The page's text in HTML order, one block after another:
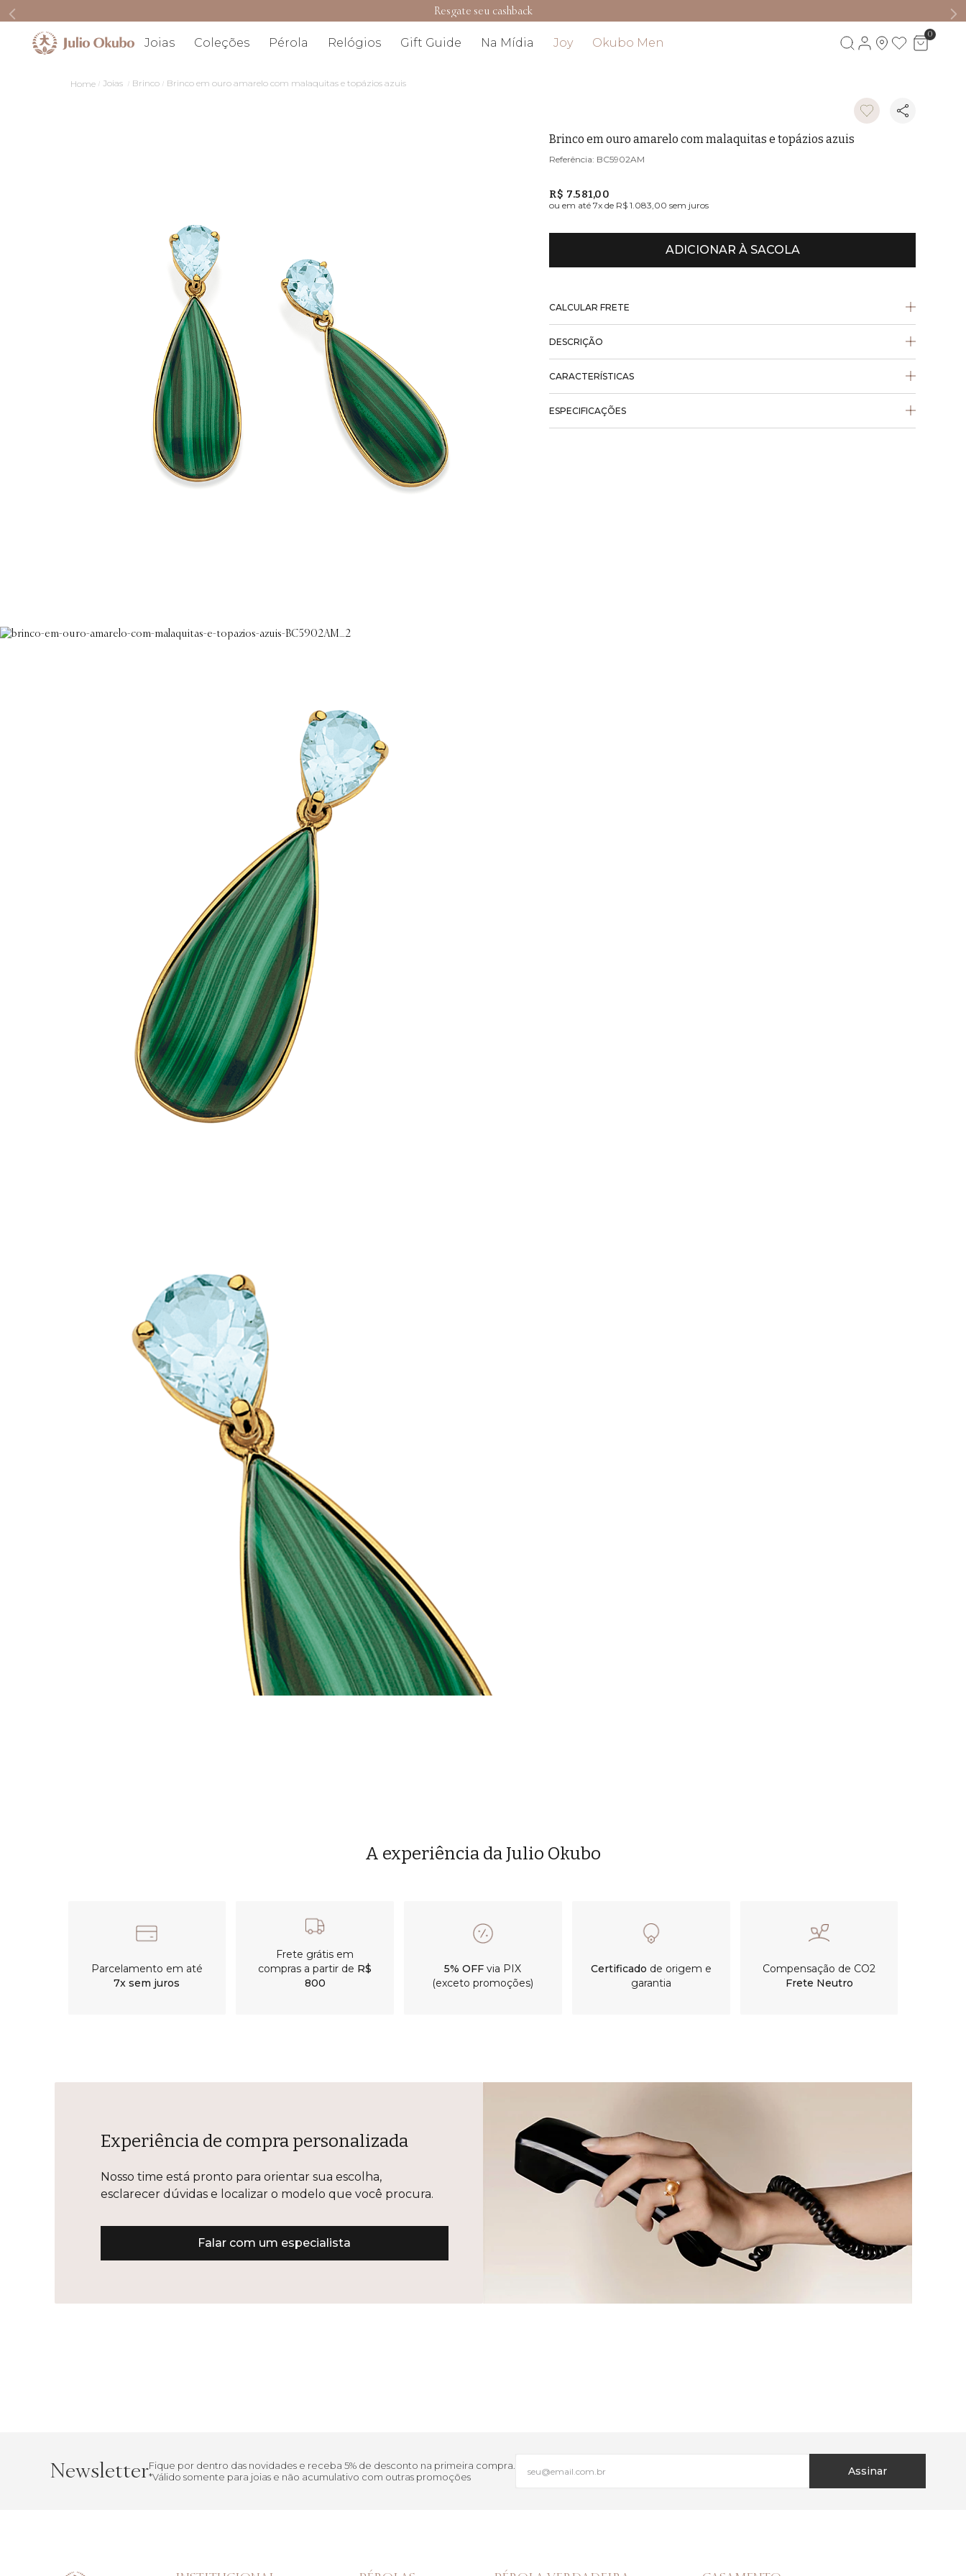
Resgate seu cashback
Joias Coleções Pérola Relógios Gift Guide Na Mídia Joy Okubo Men
0
Joias Brinco Brinco em ouro amarelo com malaquitas e topázios azuis
Brinco em ouro amarelo com malaquitas e topázios azuis
BC5902AM
R$ 7.581,00
ou em até7x de R$ 1.083,00 sem juros
ADICIONAR À SACOLA
CALCULAR FRETE
DESCRIÇÃO
CARACTERÍSTICAS
ESPECIFICAÇÕES
A experiência da Julio Okubo
Parcelamento em até
7x sem juros
Frete grátis em
compras a partir de R$
800
5% OFF via PIX
(exceto promoções)
Certificado de origem e
garantia
Compensação de CO2
Frete Neutro
Experiência de compra personalizada
Nosso time está pronto para orientar sua escolha,
esclarecer dúvidas e localizar o modelo que você procura.
Falar com um especialista
NewsletterFique por dentro das novidades e receba 5% de desconto na primeira compra.
*Válido somente para joias e não acumulativo com outras promoções
Assinar